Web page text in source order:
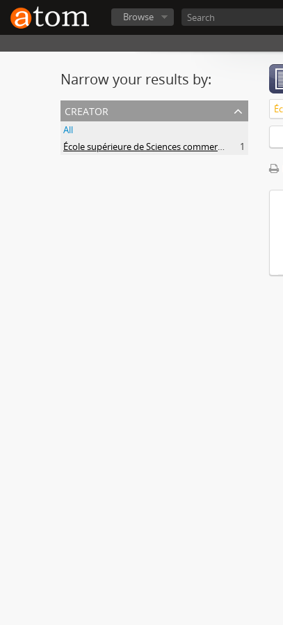
Browse
Narrow your results by:
creator
All
École supérieure de Sciences commerciales et économiques
1